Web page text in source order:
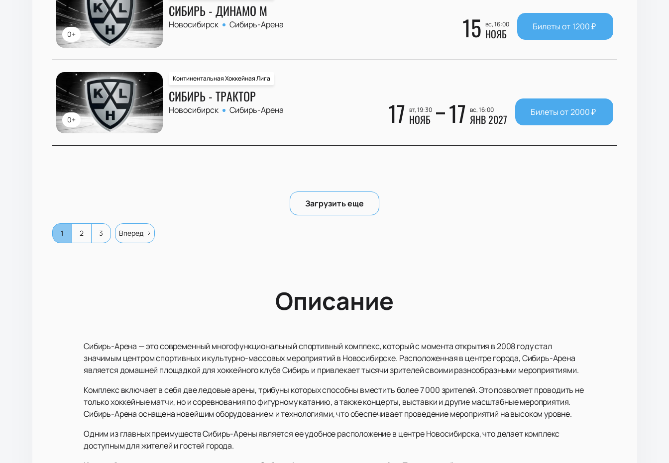
0+
СИБИРЬ - ДИНАМО М
Новосибирск Сибирь-Арена 15 вс, 16:00
НОЯБ Билеты от 1200₽
0+
Континентальная Хоккейная Лига
СИБИРЬ - ТРАКТОР
Новосибирск Сибирь-Арена 17 вт, 19:30
НОЯБ 17 вс, 16:00
ЯНВ 2027 Билеты от 2000₽
Загрузить еще
1 2 3 Вперед
Описание
Сибирь-Арена — это современный многофункциональный спортивный комплекс, который с момента открытия в 2008 году стал
значимым центром спортивных и культурно-массовых мероприятий в Новосибирске. Расположенная в центре города, Сибирь-Арена
является домашней площадкой для хоккейного клуба Сибирь и привлекает тысячи зрителей своими разнообразными мероприятиями.
Комплекс включает в себя две ледовые арены, трибуны которых способны вместить более 7 000 зрителей. Это позволяет проводить не
только хоккейные матчи, но и соревнования по фигурному катанию, а также концерты, выставки и другие масштабные мероприятия.
Сибирь-Арена оснащена новейшим оборудованием и технологиями, что обеспечивает проведение мероприятий на высоком уровне.
Одним из главных преимуществ Сибирь-Арены является ее удобное расположение в центре Новосибирска, что делает комплекс
доступным для жителей и гостей города.